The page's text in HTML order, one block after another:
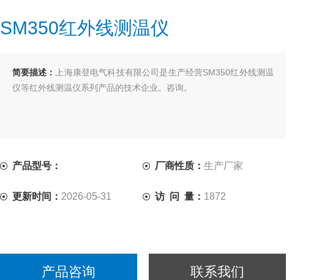
SM350红外线测温仪
简要描述：
上海康登电气科技有限公司是生产经营SM350红外线测温
仪等红外线测温仪系列产品的技术企业。咨询。
产品型号： 厂商性质：生产厂家
更新时间： 2026-05-31 访 问 量： 1872
产品咨询 联系我们